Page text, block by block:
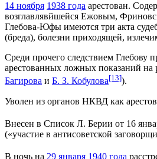
14 ноября 1938 года арестован.
возглавлявйшейся Ежовым,
Глебова-Юфы имеются три акта
(бреда), болезни приходящей,
Среди прочего следствием Глебову
арестованных ложных показаний на
Багирова и Б. З. Кобулова[13]).
Уволен из органов НКВД как
Внесен в Список Л. Берии от 16
(«участие в антисоветской
В ночь на 29 января 1940 года